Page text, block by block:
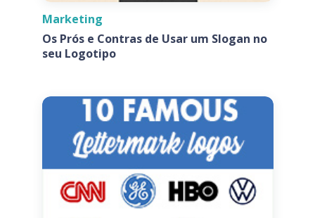
Marketing
Os Prós e Contras de Usar um Slogan no
seu Logotipo